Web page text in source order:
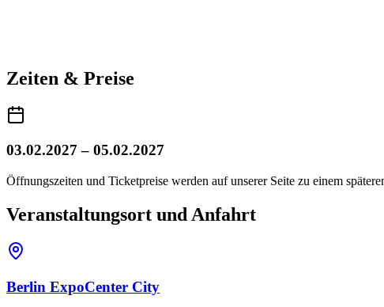
Zeiten & Preise
03.02.2027 – 05.02.2027
Öffnungszeiten und Ticketpreise werden auf unserer Seite zu einem
Veranstaltungsort und Anfahrt
Berlin ExpoCenter City